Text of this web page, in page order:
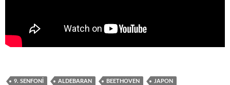
9. SENFONI ALDEBARAN BEETHOVEN JAPON